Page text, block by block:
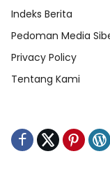
Indeks Berita
Pedoman Media
Privacy Policy
Tentang Kami